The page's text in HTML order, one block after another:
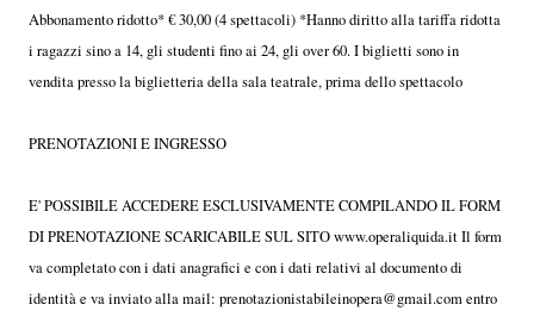
Abbonamento ridotto* € 30,00 (4 spettacoli) *Hanno diritto alla tariffa ridotta
i ragazzi sino a 14, gli studenti fino ai 24, gli over 60. I biglietti sono in
vendita presso la biglietteria della sala teatrale, prima dello spettacolo
PRENOTAZIONI E INGRESSO
E' POSSIBILE ACCEDERE ESCLUSIVAMENTE COMPILANDO IL FORM
DI PRENOTAZIONE SCARICABILE SUL SITO www.operaliquida.it Il form
va completato con i dati anagrafici e con i dati relativi al documento di
identità e va inviato alla mail: prenotazionistabileinopera@gmail.com entro